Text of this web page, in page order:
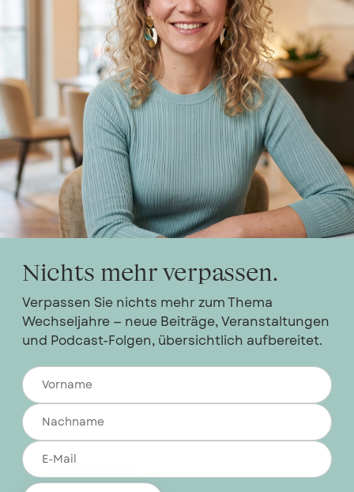
Nichts mehr verpassen.
Verpassen Sie nichts mehr zum Thema
Wechseljahre — neue Beiträge, Veranstaltungen
und Podcast-Folgen, übersichtlich aufbereitet.